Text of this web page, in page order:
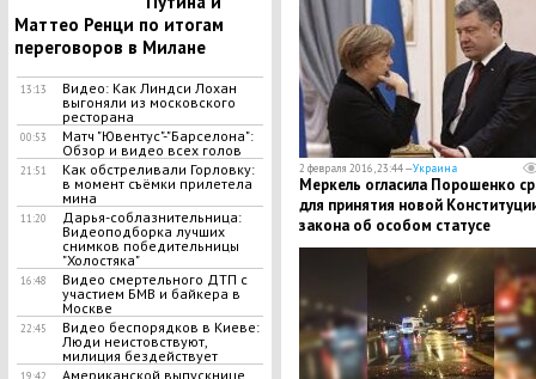
Маттео Ренци по итогам
переговоров в Милане
13:13
Видео: Как Линдси Лохан
выгоняли из московского
ресторана
00:53
Матч "Ювентус"-"Барселона":
Обзор и видео всех голов
21:51
Как обстреливали Горловку:
в момент съёмки прилетела
мина
11:20
Дарья-соблазнительница:
Видеоподборка лучших
снимков победительницы
"Холостяка"
16:48
Видео смертельного ДТП с
участием БМВ и байкера в
Москве
22:45
Видео беспорядков в Киеве:
Люди неистовствуют,
милиция бездействует
19:42
Американской выпускнице
2 февраля 2016, 23:44 —Украина
Меркель огласила Порошенко
для принятия новой
закона об особом статусе
Донбасса